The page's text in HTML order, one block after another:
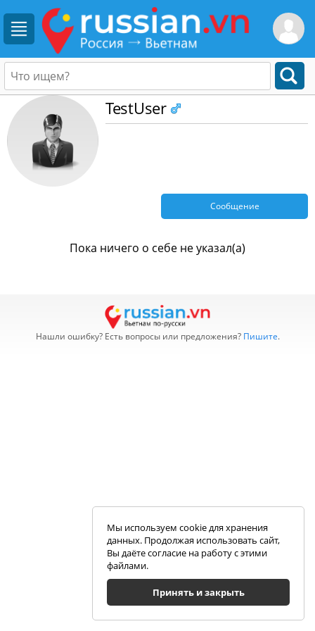
TestUser
Сообщение
Пока ничего о себе не указал(а)
Нашли ошибку? Есть вопросы или предложения? Пишите.
Мы используем cookie для хранения
данных. Продолжая использовать сайт,
Вы даёте согласие на работу с этими
файлами.
Принять и закрыть